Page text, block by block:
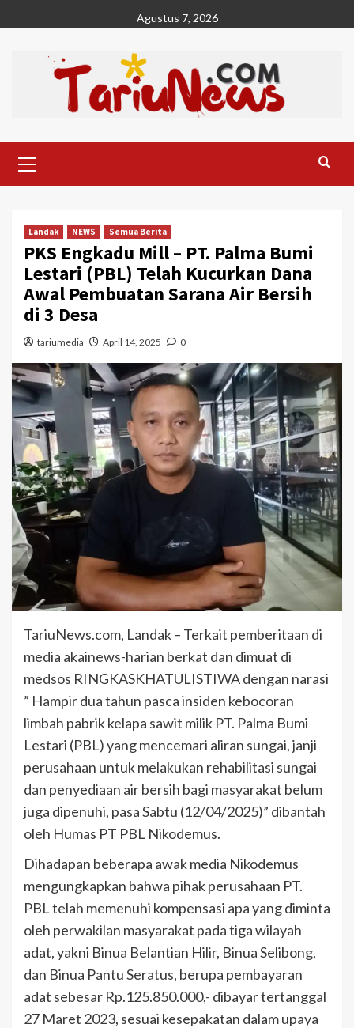
to
Agustus 7, 2026
Menu
Landak NEWS Semua Berita
PKS Engkadu Mill – PT. Palma Bumi
Lestari (PBL) Telah Kucurkan Dana
Awal Pembuatan Sarana Air Bersih
di 3 Desa
tariumedia April 14, 2025 0
TariuNews.com, Landak – Terkait pemberitaan di
media akainews-harian berkat dan dimuat di
medsos RINGKASKHATULISTIWA dengan narasi
” Hampir dua tahun pasca insiden kebocoran
limbah pabrik kelapa sawit milik PT. Palma Bumi
Lestari (PBL) yang mencemari aliran sungai, janji
perusahaan untuk melakukan rehabilitasi sungai
dan penyediaan air bersih bagi masyarakat belum
juga dipenuhi, pasa Sabtu (12/04/2025)” dibantah
oleh Humas PT PBL Nikodemus.
Dihadapan beberapa awak media Nikodemus
mengungkapkan bahwa pihak perusahaan PT.
PBL telah memenuhi kompensasi apa yang diminta
oleh perwakilan masyarakat pada tiga wilayah
adat, yakni Binua Belantian Hilir, Binua Selibong,
dan Binua Pantu Seratus, berupa pembayaran
adat sebesar Rp.125.850.000,- dibayar tertanggal
27 Maret 2023, sesuai kesepakatan dalam upaya